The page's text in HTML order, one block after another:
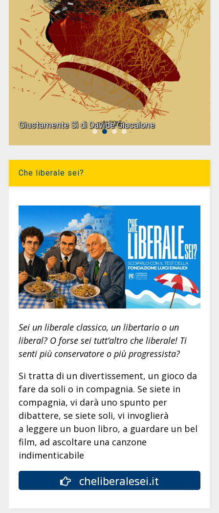
Giustamente Sì di Davide Giacalone
Che liberale sei?
Sei un liberale classico, un libertario o un
liberal? O forse sei tutt’altro che liberale! Ti
senti più conservatore o più progressista?
Si tratta di un divertissement, un gioco da
fare da soli o in compagnia. Se siete in
compagnia, vi darà uno spunto per
dibattere, se siete soli, vi invoglierà
a leggere un buon libro, a guardare un bel
film, ad ascoltare una canzone
indimenticabile
cheliberalesei.it